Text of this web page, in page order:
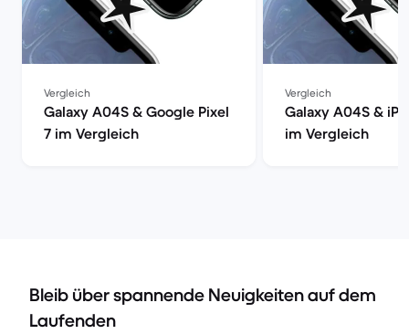
Vergleich
Galaxy A04S & Google Pixel
7 im Vergleich
Vergleich
Galaxy A04S &
im Vergleich
Bleib über spannende Neuigkeiten auf dem
Laufenden